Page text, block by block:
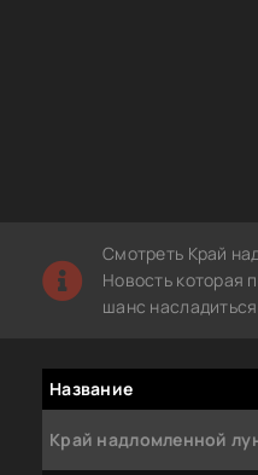
Смотреть Край
Новость которая
шанс
Название
Край надломленной